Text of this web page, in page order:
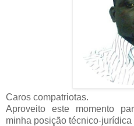
Caros compatriotas.
Aproveito este momento
minha posição técnico-